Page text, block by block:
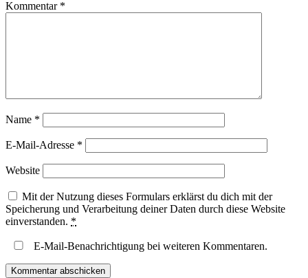
Kommentar *
Name *
E-Mail-Adresse *
Website
Mit der Nutzung dieses Formulars erklärst du dich mit der
Speicherung und Verarbeitung deiner Daten durch diese Website
einverstanden. *
E-Mail-Benachrichtigung bei weiteren Kommentaren.